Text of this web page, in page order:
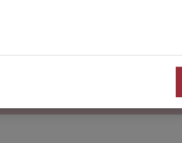
Wo suchen Sie?